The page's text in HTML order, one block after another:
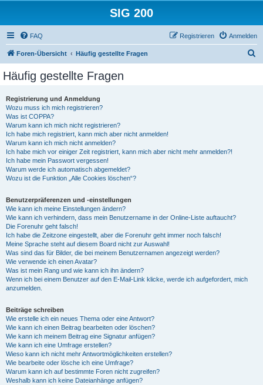
SIG 200
FAQ Anmelden
Registrieren
Foren-Übersicht Häufig gestellte Fragen
Häufig gestellte Fragen
Registrierung und Anmeldung
Wozu muss ich mich registrieren?
Was ist COPPA?
Warum kann ich mich nicht registrieren?
Ich habe mich registriert, kann mich aber nicht anmelden!
Warum kann ich mich nicht anmelden?
Ich habe mich vor einiger Zeit registriert, kann mich aber nicht mehr anmelden?!
Ich habe mein Passwort vergessen!
Warum werde ich automatisch abgemeldet?
Wozu ist die Funktion „Alle Cookies löschen“?
Benutzerpräferenzen und -einstellungen
Wie kann ich meine Einstellungen ändern?
Wie kann ich verhindern, dass mein Benutzername in der Online-Liste auftaucht?
Die Forenuhr geht falsch!
Ich habe die Zeitzone eingestellt, aber die Forenuhr geht immer noch falsch!
Meine Sprache steht auf diesem Board nicht zur Auswahl!
Was sind das für Bilder, die bei meinem Benutzernamen angezeigt werden?
Wie verwende ich einen Avatar?
Was ist mein Rang und wie kann ich ihn ändern?
Wenn ich bei einem Benutzer auf den E-Mail-Link klicke, werde ich aufgefordert, mich
anzumelden.
Beiträge schreiben
Wie erstelle ich ein neues Thema oder eine Antwort?
Wie kann ich einen Beitrag bearbeiten oder löschen?
Wie kann ich meinem Beitrag eine Signatur anfügen?
Wie kann ich eine Umfrage erstellen?
Wieso kann ich nicht mehr Antwortmöglichkeiten erstellen?
Wie bearbeite oder lösche ich eine Umfrage?
Warum kann ich auf bestimmte Foren nicht zugreifen?
Weshalb kann ich keine Dateianhänge anfügen?